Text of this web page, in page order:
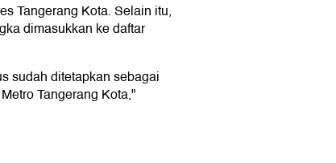
Tangerang Kota. Selain itu,
dimasukkan ke daftar
sudah ditetapkan sebagai
Tangerang Kota,"